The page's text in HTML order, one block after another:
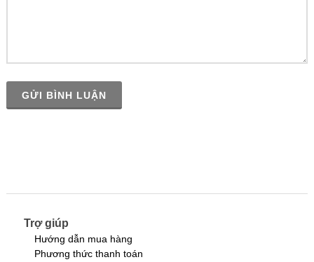
GỬI BÌNH LUẬN
Trợ giúp
Hướng dẫn mua hàng
Phương thức thanh toán